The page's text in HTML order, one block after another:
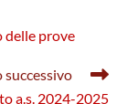
delle prove
a.s. 2024-2025